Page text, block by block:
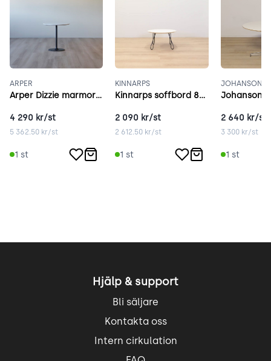
ARPER
Arper Dizzie marmor 47 cm vit
4 290 kr/st
5 362.50 kr/st
1 st
KINNARPS
Kinnarps soffbord 80 cm vit
2 090 kr/st
2 612.50 kr/st
1 st
JOHANSON
2 640 kr/st
3 300kr/st
1 st
Hjälp & support
Bli säljare
Kontakta oss
Intern cirkulation